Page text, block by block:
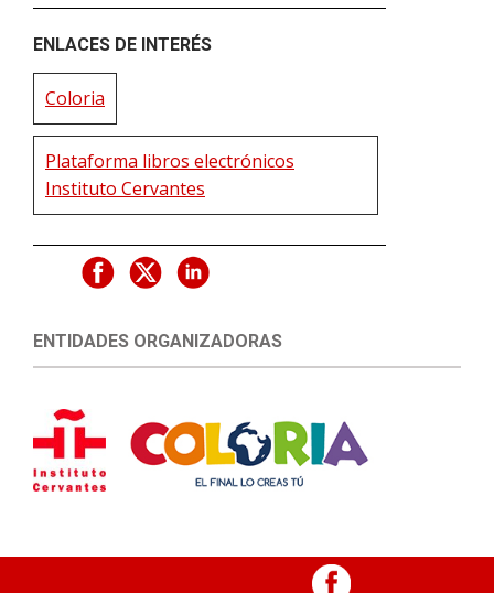
ENLACES DE INTERÉS
Coloria
Plataforma libros electrónicos
Instituto Cervantes
ENTIDADES ORGANIZADORAS